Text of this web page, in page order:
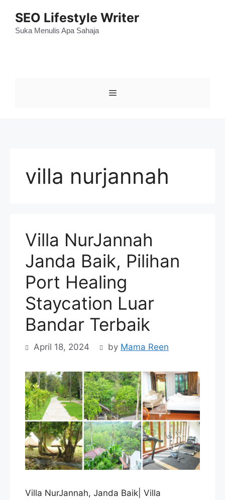
content
SEO Lifestyle Writer
Suka Menulis Apa Sahaja
Menu
villa nurjannah
Villa NurJannah
Janda Baik, Pilihan
Port Healing
Staycation Luar
Bandar Terbaik
April 18, 2024 by Mama Reen
Villa NurJannah, Janda Baik| Villa